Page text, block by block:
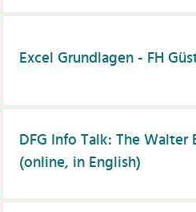
Excel Grundlagen - FH
DFG Info Talk: The
(online, in English)